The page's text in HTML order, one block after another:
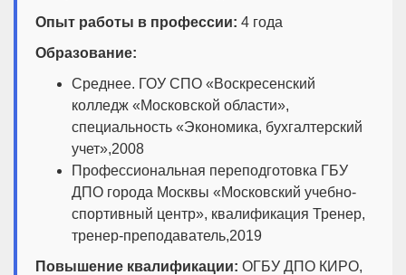
Опыт работы в профессии: 4 года
Образование:
Среднее. ГОУ СПО «Воскресенский
колледж «Московской области»,
специальность «Экономика, бухгалтерский
учет»,2008
Профессиональная переподготовка ГБУ
ДПО города Москвы «Московский учебно-
спортивный центр», квалификация Тренер,
тренер-преподаватель,2019
Повышение квалификации: ОГБУ ДПО КИРО,